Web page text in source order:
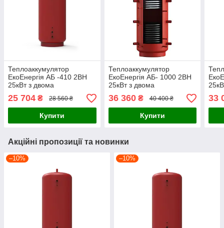
Теплоаккумулятор
ЕкоЕнергія АБ -410 2ВН
25кВт з двома
25 704 ₴ 28 560 ₴
Купити
Теплоаккумулятор
ЕкоЕнергія АБ- 1000 2ВН
25кВт з двома
36 360₴ 40 400 ₴
Купити
33
Акційні пропозиції та новинки
–10% –10%